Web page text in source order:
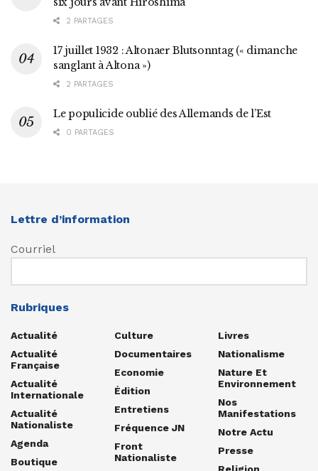
2 PARTAGES
17 juillet 1932 : Altonaer Blutsonntag (« dimanche
sanglant à Altona »)
2 PARTAGES
Le populicide oublié des Allemands de l’Est
0 PARTAGES
Lettre d’information
Courriel
Rubriques
Actualité
Actualité
Française
Actualité
Internationale
Actualité
Nationaliste
Agenda
Boutique
Culture
Documentaires
Economie
Édition
Entretiens
Fréquence JN
Front
Nationaliste
Livres
Nationalisme
Nature Et
Environnement
Nos
Manifestations
Notre Actu
Presse